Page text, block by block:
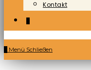
Kontakt
Menü Schließen